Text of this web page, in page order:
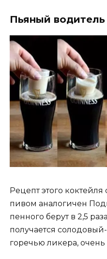
Пьяный водитель
Рецепт этого
пивом аналогичен
пенного берут в 2,5
получается
горечью ликера,